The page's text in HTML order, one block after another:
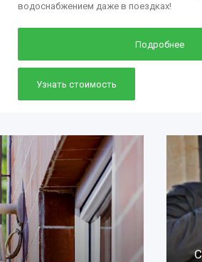
водоснабжением даже в поездках!
Подробнее
Узнать стоимость
Системы для квартиры